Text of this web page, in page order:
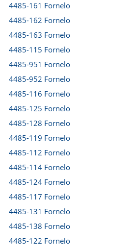
4485-161 Fornelo
4485-162 Fornelo
4485-163 Fornelo
4485-115 Fornelo
4485-951 Fornelo
4485-952 Fornelo
4485-116 Fornelo
4485-125 Fornelo
4485-128 Fornelo
4485-119 Fornelo
4485-112 Fornelo
4485-114 Fornelo
4485-124 Fornelo
4485-117 Fornelo
4485-131 Fornelo
4485-138 Fornelo
4485-122 Fornelo